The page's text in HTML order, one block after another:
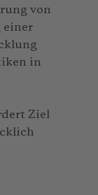
von
einer
in
Ziel